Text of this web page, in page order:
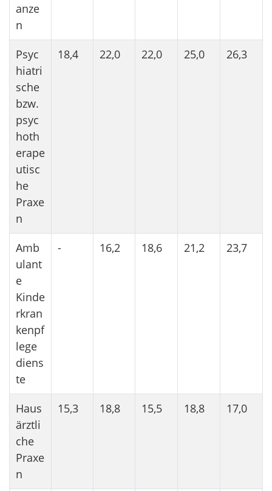
anze
n
Psyc
hiatri
sche
bzw.
psyc
hoth
erape
utisc
he
Praxe
n
18,4 22,0 22,0 25,0 26,3
Amb
ulant
e
Kinde
rkran
kenpf
lege
diens
te
- 16,2 18,6 21,2 23,7
Haus
ärztli
che
Praxe
n
15,3 18,8 15,5 18,8 17,0